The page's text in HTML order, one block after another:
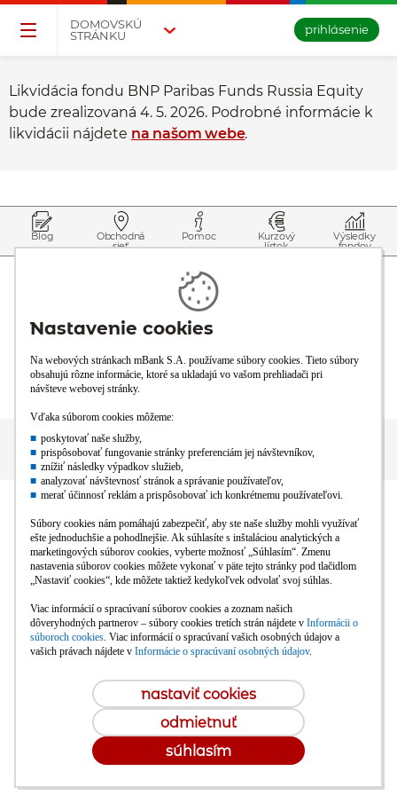
DOMOVSKÚ
STRÁNKU
prihlásenie
Likvidácia fondu BNP Paribas Funds Russia Equity
bude zrealizovaná 4. 5. 2026. Podrobné informácie k
likvidácii nájdete na našom webe.
Prejsť na začiatok stránky
Preskočiť na začiatok obsahu
Blog Obchodná
sieť
Pomoc Kurzový
lístok
Výsledky
fondov
Bezkontaktné platby
Dokumenty
Kalkulačky
© mBank S.A. /